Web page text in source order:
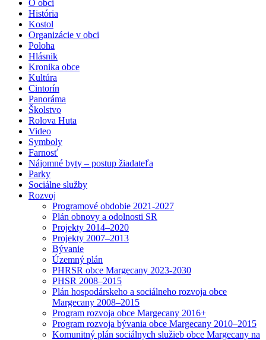
O obci
História
Kostol
Organizácie v obci
Poloha
Hlásnik
Kronika obce
Kultúra
Cintorín
Panoráma
Školstvo
Rolova Huta
Video
Symboly
Farnosť
Nájomné byty – postup žiadateľa
Parky
Sociálne služby
Rozvoj
Programové obdobie 2021-2027
Plán obnovy a odolnosti SR
Projekty 2014–2020
Projekty 2007–2013
Bývanie
Územný plán
PHRSR obce Margecany 2023-2030
PHSR 2008–2015
Plán hospodárskeho a sociálneho rozvoja obce
Margecany 2008–2015
Program rozvoja obce Margecany 2016+
Program rozvoja bývania obce Margecany 2010–2015
Komunitný plán sociálnych služieb obce Margecany na